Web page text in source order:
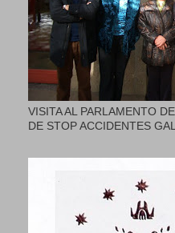
VISITA AL PARLAMENTO
DE STOP ACCIDENTES